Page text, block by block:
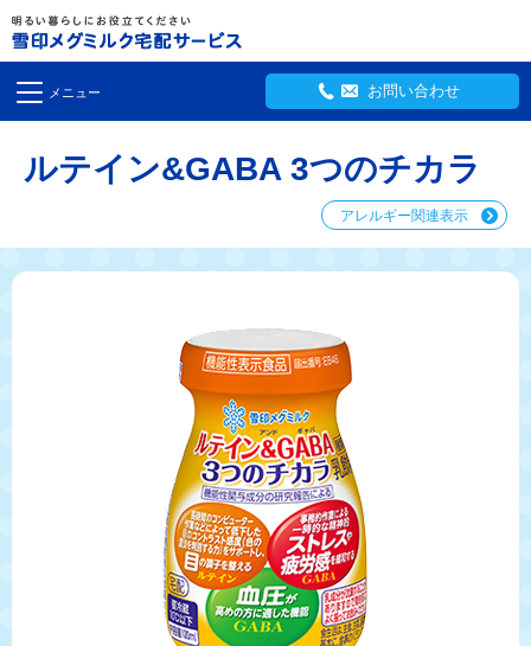
お問い合わせ
メニュー
ルテイン&GABA 3つのチカラ
アレルギー関連表示